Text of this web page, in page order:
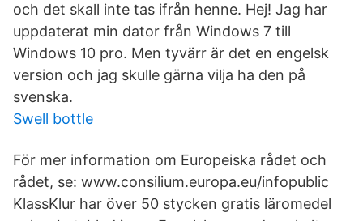
och det skall inte tas ifrån henne. Hej! Jag har
uppdaterat min dator från Windows 7 till
Windows 10 pro. Men tyvärr är det en engelsk
version och jag skulle gärna vilja ha den på
svenska.
Swell bottle
För mer information om Europeiska rådet och
rådet, se: www.consilium.europa.eu/infopublic
KlassKlur har över 50 stycken gratis läromedel